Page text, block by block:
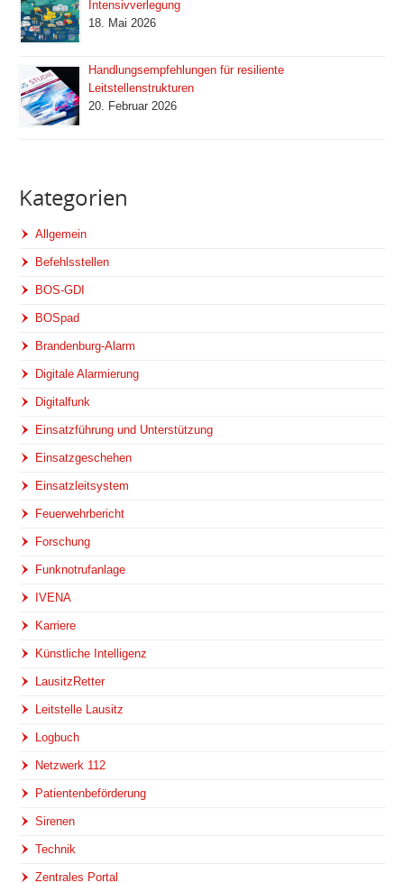
Intensivverlegung
18. Mai 2026
Handlungsempfehlungen für resiliente
Leitstellenstrukturen
20. Februar 2026
Kategorien
Allgemein
Befehlsstellen
BOS-GDI
BOSpad
Brandenburg-Alarm
Digitale Alarmierung
Digitalfunk
Einsatzführung und Unterstützung
Einsatzgeschehen
Einsatzleitsystem
Feuerwehrbericht
Forschung
Funknotrufanlage
IVENA
Karriere
Künstliche Intelligenz
LausitzRetter
Leitstelle Lausitz
Logbuch
Netzwerk 112
Patientenbeförderung
Sirenen
Technik
Zentrales Portal